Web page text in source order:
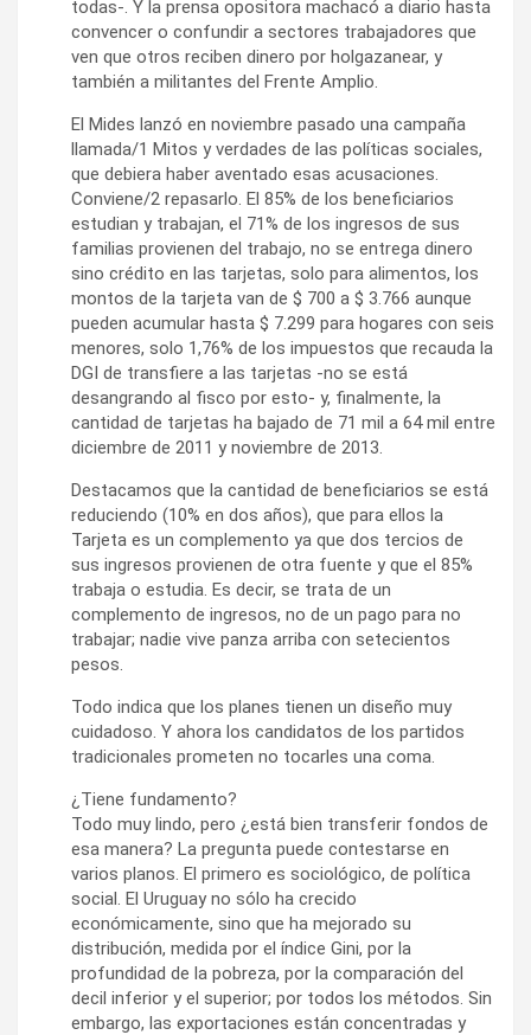
todas-. Y la prensa opositora machacó a diario hasta
convencer o confundir a sectores trabajadores que
ven que otros reciben dinero por holgazanear, y
también a militantes del Frente Amplio.
El Mides lanzó en noviembre pasado una campaña
llamada/1 Mitos y verdades de las políticas sociales,
que debiera haber aventado esas acusaciones.
Conviene/2 repasarlo. El 85% de los beneficiarios
estudian y trabajan, el 71% de los ingresos de sus
familias provienen del trabajo, no se entrega dinero
sino crédito en las tarjetas, solo para alimentos, los
montos de la tarjeta van de $ 700 a $ 3.766 aunque
pueden acumular hasta $ 7.299 para hogares con seis
menores, solo 1,76% de los impuestos que recauda la
DGI de transfiere a las tarjetas -no se está
desangrando al fisco por esto- y, finalmente, la
cantidad de tarjetas ha bajado de 71 mil a 64 mil entre
diciembre de 2011 y noviembre de 2013.
Destacamos que la cantidad de beneficiarios se está
reduciendo (10% en dos años), que para ellos la
Tarjeta es un complemento ya que dos tercios de
sus ingresos provienen de otra fuente y que el 85%
trabaja o estudia. Es decir, se trata de un
complemento de ingresos, no de un pago para no
trabajar; nadie vive panza arriba con setecientos
pesos.
Todo indica que los planes tienen un diseño muy
cuidadoso. Y ahora los candidatos de los partidos
tradicionales prometen no tocarles una coma.
¿Tiene fundamento?
Todo muy lindo, pero ¿está bien transferir fondos de
esa manera? La pregunta puede contestarse en
varios planos. El primero es sociológico, de política
social. El Uruguay no sólo ha crecido
económicamente, sino que ha mejorado su
distribución, medida por el índice Gini, por la
profundidad de la pobreza, por la comparación del
decil inferior y el superior; por todos los métodos. Sin
embargo, las exportaciones están concentradas y